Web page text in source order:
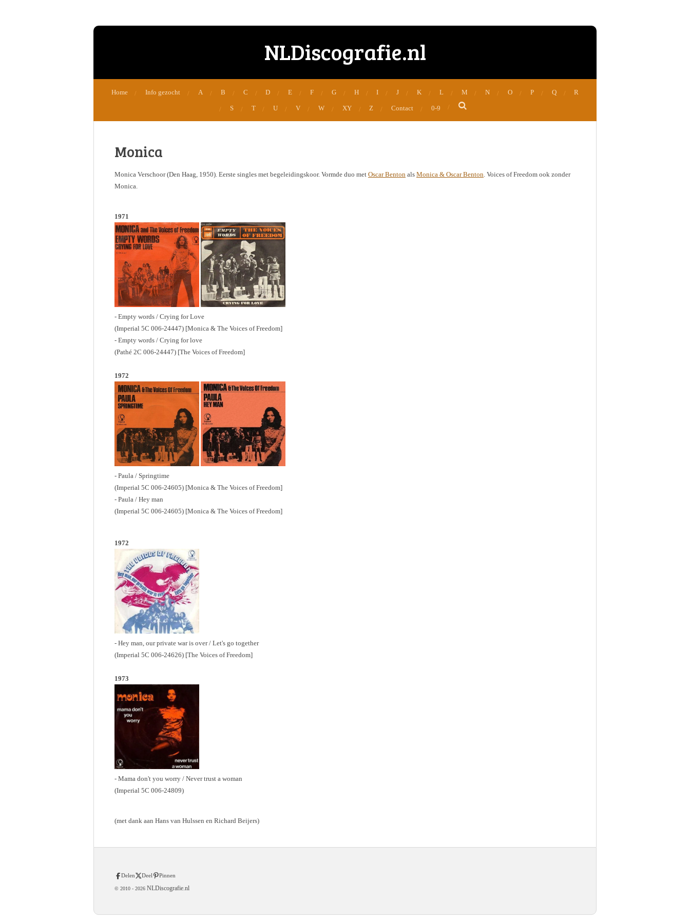
NLDiscografie.nl
Home Info gezocht A B C D E F G H I J K L M N O P Q R
S T U V W XY Z Contact 0-9
Monica
Monica Verschoor (Den Haag, 1950). Eerste singles met begeleidingskoor. Vormde duo met Oscar Benton als Monica & Oscar Benton. Voices of Freedom ook zonder
Monica.
1971
- Empty words / Crying for Love
(Imperial 5C 006-24447) [Monica & The Voices of Freedom]
- Empty words / Crying for love
(Pathé 2C 006-24447) [The Voices of Freedom]
1972
- Paula / Springtime
(Imperial 5C 006-24605) [Monica & The Voices of Freedom]
- Paula / Hey man
(Imperial 5C 006-24605) [Monica & The Voices of Freedom]
1972
- Hey man, our private war is over / Let's go together
(Imperial 5C 006-24626) [The Voices of Freedom]
1973
- Mama don't you worry / Never trust a woman
(Imperial 5C 006-24809)
(met dank aan Hans van Hulssen en Richard Beijers)
Delen Deel Pinnen
© 2010 - 2026 NLDiscografie.nl